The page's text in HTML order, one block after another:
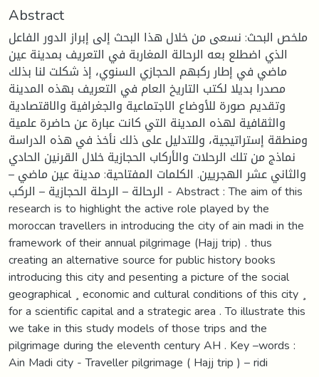
Abstract
ملخص البحث: نسعى من خلال هذا البحث إلى إبراز الدور الفاعل
الذي اضطلع بعه الرحالة المغاربة في التعريف بمدينة عين
ماضي في إطار ركبهم الحجازي السنوي، إذ شكلت لنا بذلك
مصدرا بديلا لكتب التاريخ العام في التعريف بهذه المدينة
وتقديم صورة للأوضاع الاجتماعية والجغرافية والاقتصادية
والثقافية لهذه المدينة التي كانت عبارة عن حاضرة علمية
ومنطقة إستراتيجية، وللتدليل على ذلك نأخذ في هذه الدراسة
نماذج من تلك الرحلات والأركاب الحجازية خلال القرنين الحادي
والثاني عشر الهجريين. الكلمات المفتاحية: مدينة عين ماضي –
الرحالة – الرحلة الحجازية – الركب - Abstract : The aim of this
research is to highlight the active role played by the
moroccan travellers in introducing the city of ain madi in the
framework of their annual pilgrimage (Hajj trip) . thus
creating an alternative source for public history books
introducing this city and pesenting a picture of the social
geographical ¸ economic and cultural conditions of this city ¸
for a scientific capital and a strategic area . To illustrate this
we take in this study models of those trips and the
pilgrimage during the eleventh century AH . Key –words :
Ain Madi city - Traveller pilgrimage ( Hajj trip ) – ridi